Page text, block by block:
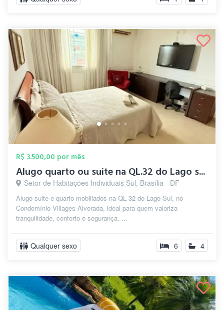
R$ 3.500,00 por mês
Alugo quarto ou suite na QL.32 do Lago s...
Setor de Habitações Individuais Sul, Brasília - DF
Alugo suite e quarto mobiliados na QL 32 do Lago Sul, no
Condomínio Villages Alvorada, ideal para quem valoriza
tranquilidade, conforto e segurança. ...
Qualquer sexo 6 4